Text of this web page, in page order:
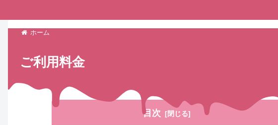
ご利用料金
目次
ホーム